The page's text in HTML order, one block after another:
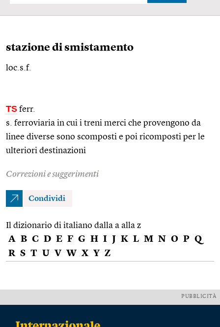
stazione di smistamento
loc.s.f.
TS ferr.
s. ferroviaria in cui i treni merci che provengono da
linee diverse sono scomposti e poi ricomposti per le
ulteriori destinazioni
Correzioni e suggerimenti
Condividi
Il dizionario di italiano dalla a alla z
A B C D E F G H I J K L M N O P Q
R S T U V W X Y Z
PUBBLICITÀ